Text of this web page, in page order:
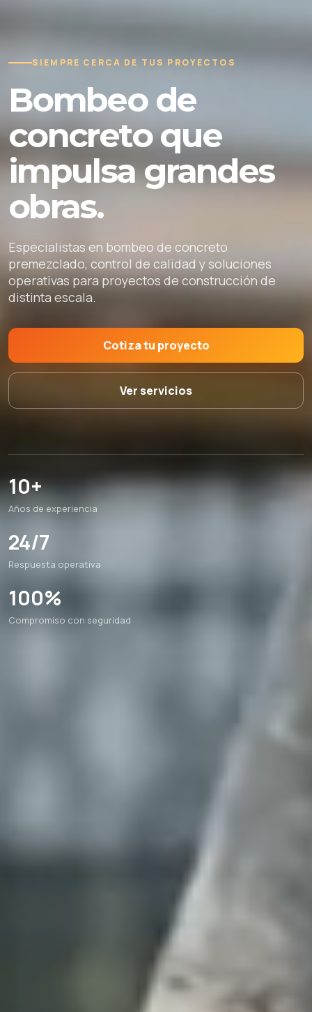
SIEMPRE CERCA DE TUS PROYECTOS
Bombeo de
concreto que
impulsa grandes
obras.
Especialistas en bombeo de concreto
premezclado, control de calidad y soluciones
operativas para proyectos de construcción de
distinta escala.
Cotiza tu proyecto
Ver servicios
10+
Años de experiencia
24/7
Respuesta operativa
100%
Compromiso con seguridad